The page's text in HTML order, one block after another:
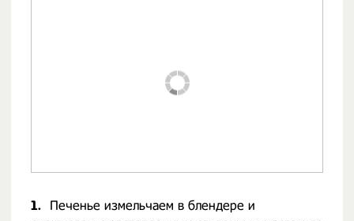
1.
Печенье измельчаем в блендере и